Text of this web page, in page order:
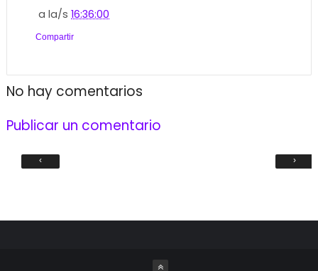
a la/s16:36:00
Compartir
No hay comentarios
Publicar un comentario
‹ ›